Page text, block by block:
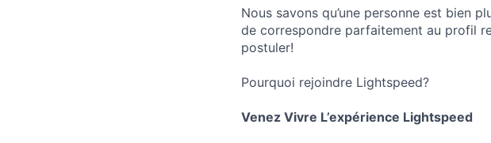
Nous savons qu’une personne est bien
de correspondre parfaitement au profil
postuler!
Pourquoi rejoindre Lightspeed?
Venez Vivre L’expérience Lightspeed